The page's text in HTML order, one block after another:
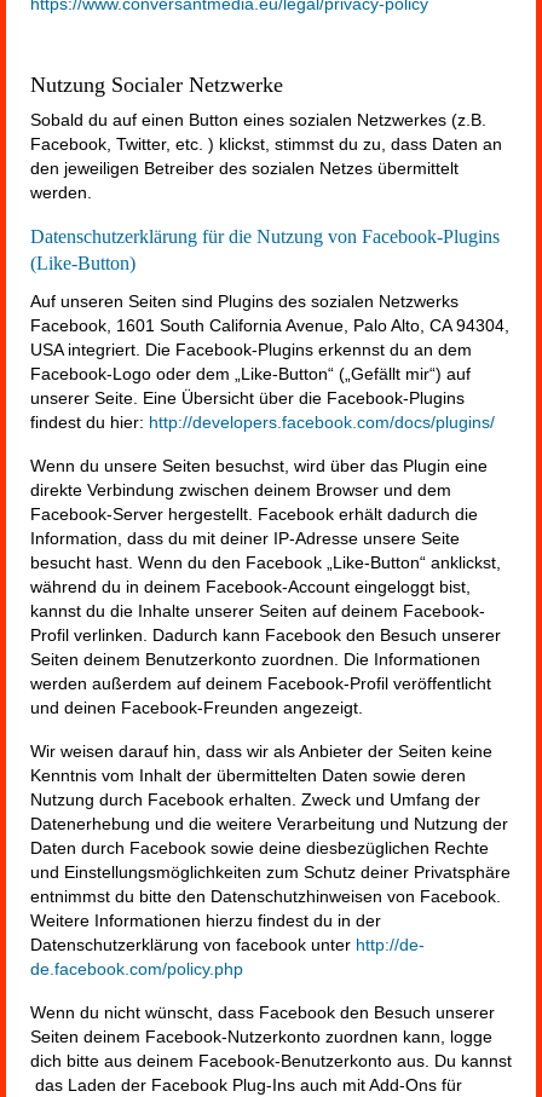
https://www.conversantmedia.eu/legal/privacy-policy
Nutzung Socialer Netzwerke
Sobald du auf einen Button eines sozialen Netzwerkes (z.B.
Facebook, Twitter, etc. ) klickst, stimmst du zu, dass Daten an
den jeweiligen Betreiber des sozialen Netzes übermittelt
werden.
Datenschutzerklärung für die Nutzung von Facebook-Plugins
(Like-Button)
Auf unseren Seiten sind Plugins des sozialen Netzwerks
Facebook, 1601 South California Avenue, Palo Alto, CA 94304,
USA integriert. Die Facebook-Plugins erkennst du an dem
Facebook-Logo oder dem „Like-Button“ („Gefällt mir“) auf
unserer Seite. Eine Übersicht über die Facebook-Plugins
findest du hier: http://developers.facebook.com/docs/plugins/
Wenn du unsere Seiten besuchst, wird über das Plugin eine
direkte Verbindung zwischen deinem Browser und dem
Facebook-Server hergestellt. Facebook erhält dadurch die
Information, dass du mit deiner IP-Adresse unsere Seite
besucht hast. Wenn du den Facebook „Like-Button“ anklickst,
während du in deinem Facebook-Account eingeloggt bist,
kannst du die Inhalte unserer Seiten auf deinem Facebook-
Profil verlinken. Dadurch kann Facebook den Besuch unserer
Seiten deinem Benutzerkonto zuordnen. Die Informationen
werden außerdem auf deinem Facebook-Profil veröffentlicht
und deinen Facebook-Freunden angezeigt.
Wir weisen darauf hin, dass wir als Anbieter der Seiten keine
Kenntnis vom Inhalt der übermittelten Daten sowie deren
Nutzung durch Facebook erhalten. Zweck und Umfang der
Datenerhebung und die weitere Verarbeitung und Nutzung der
Daten durch Facebook sowie deine diesbezüglichen Rechte
und Einstellungsmöglichkeiten zum Schutz deiner Privatsphäre
entnimmst du bitte den Datenschutzhinweisen von Facebook.
Weitere Informationen hierzu findest du in der
Datenschutzerklärung von facebook unter http://de-
de.facebook.com/policy.php
Wenn du nicht wünscht, dass Facebook den Besuch unserer
Seiten deinem Facebook-Nutzerkonto zuordnen kann, logge
dich bitte aus deinem Facebook-Benutzerkonto aus. Du kannst
das Laden der Facebook Plug-Ins auch mit Add-Ons für